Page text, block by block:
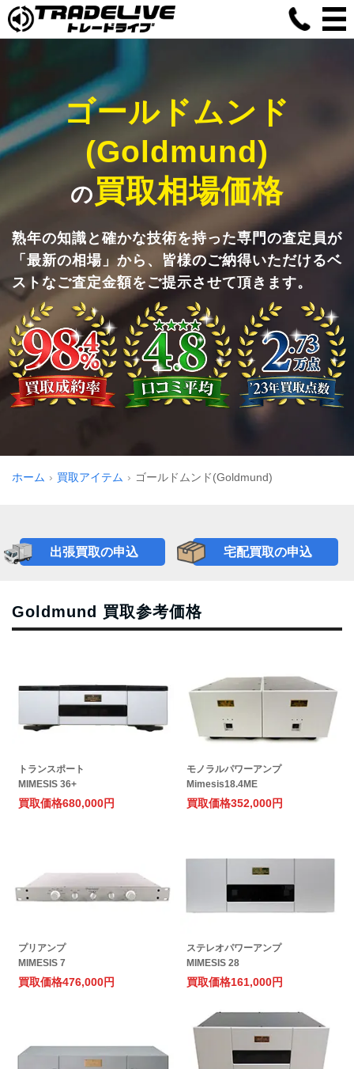
ゴールドムンド
(Goldmund)
の買取相場価格
熟年の知識と確かな技術を持った専門の査定員が
「最新の相場」から、皆様のご納得いただけるベ
ストなご査定金額をご提示させて頂きます。
ホーム 買取アイテム ゴールドムンド(Goldmund)
出張買取の申込 宅配買取の申込
Goldmund 買取参考価格
トランスポート
MIMESIS 36+
買取価格680,000円
モノラルパワーアンプ
Mimesis18.4ME
買取価格352,000円
プリアンプ
MIMESIS 7
買取価格476,000円
ステレオパワーアンプ
MIMESIS 28
買取価格161,000円